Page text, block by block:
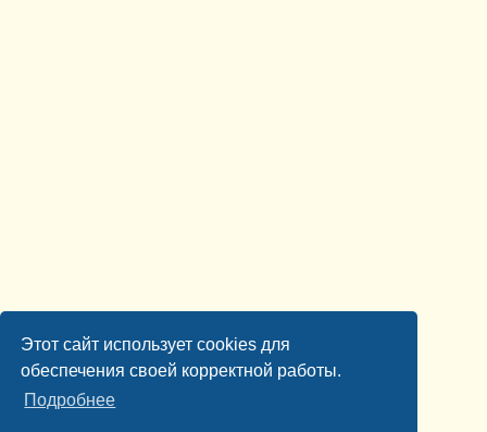
Этот сайт использует cookies для
обеспечения своей корректной работы.
Подробнее